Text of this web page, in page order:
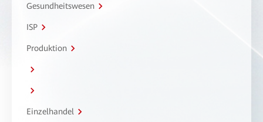
Gesundheitswesen
ISP
Produktion
Einzelhandel